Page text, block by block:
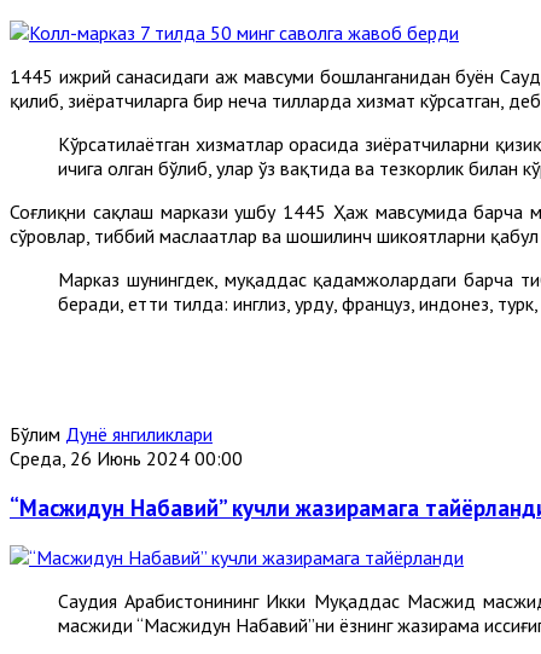
1445 ҳижрий санасидаги ҳаж мавсуми бошланганидан буён
қилиб, зиёратчиларга бир неча тилларда хизмат кўрсатган,
Кўрсатилаётган хизматлар орасида зиёратчиларни
ичига олган бўлиб, улар ўз вақтида ва тезкорлик билан
Соғлиқни сақлаш маркази ушбу 1445 Ҳаж мавсумида барча
сўровлар, тиббий маслаҳатлар ва шошилинч шикоятларни
Марказ шунингдек, муқаддас қадамжолардаги барча
беради, етти тилда: инглиз, урду, француз, индонез,
Бўлим Дунё янгиликлари
Среда, 26 Июнь 2024 00:00
“Масжидун Набавий” кучли жазирамага
Саудия Арабистонининг Икки Муқаддас Масжид
масжиди “Масжидун Набавий”ни ёзнинг жазирама